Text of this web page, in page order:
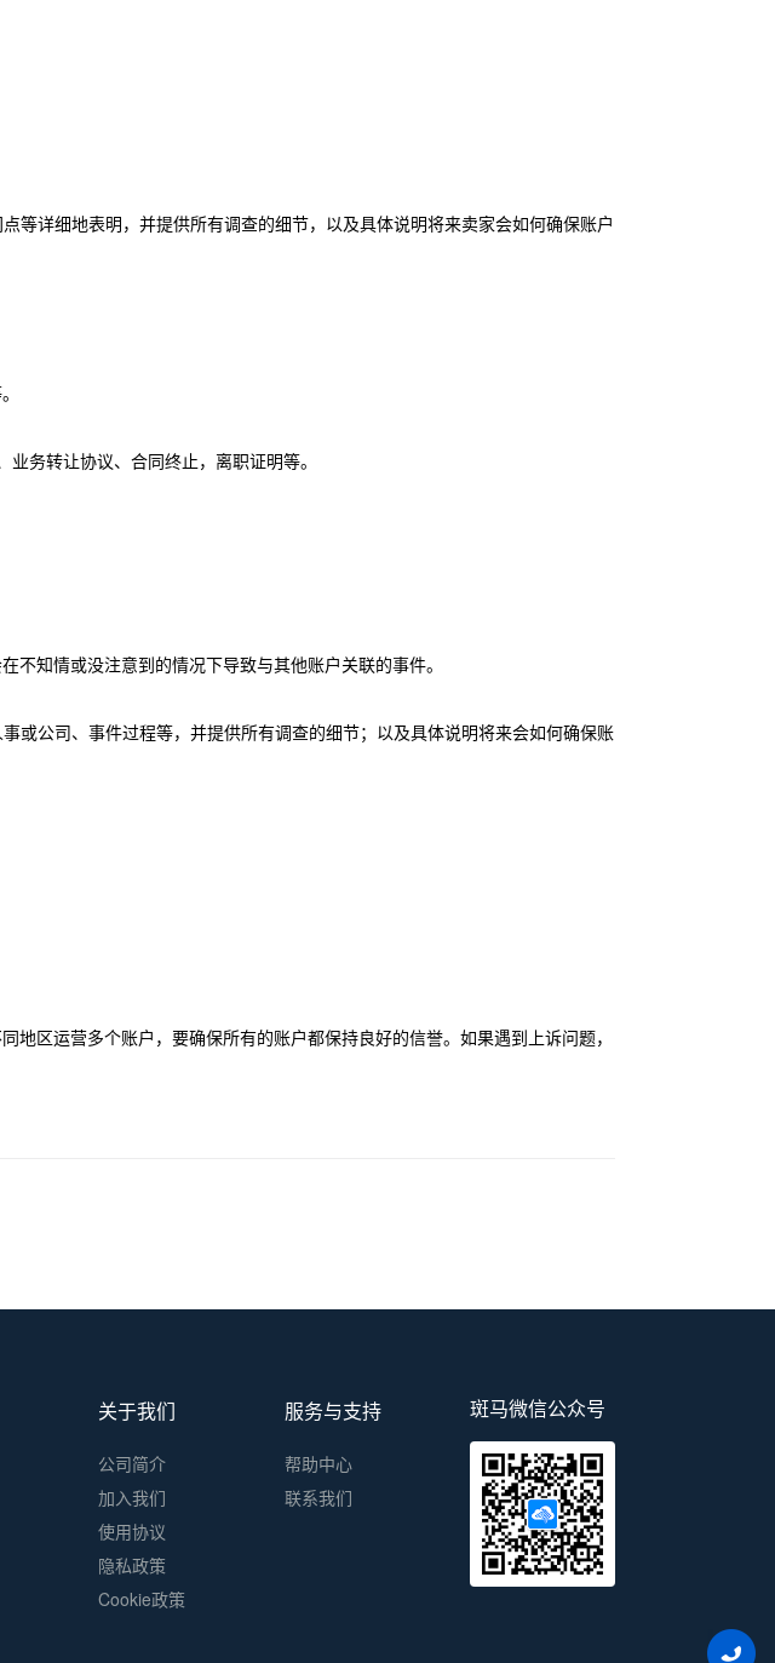
等详细地表明，并提供所有调查的细节，以及具体说明将来卖家会如何确保账户
务转让协议、合同终止，离职证明等。
知情或没注意到的情况下导致与其他账户关联的事件。
或公司、事件过程等，并提供所有调查的细节；以及具体说明将来会如何确保账
区运营多个账户，要确保所有的账户都保持良好的信誉。如果遇到上诉问题，
关于我们
公司简介
加入我们
使用协议
隐私政策
Cookie政策
服务与支持
帮助中心
联系我们
斑马微信公众号